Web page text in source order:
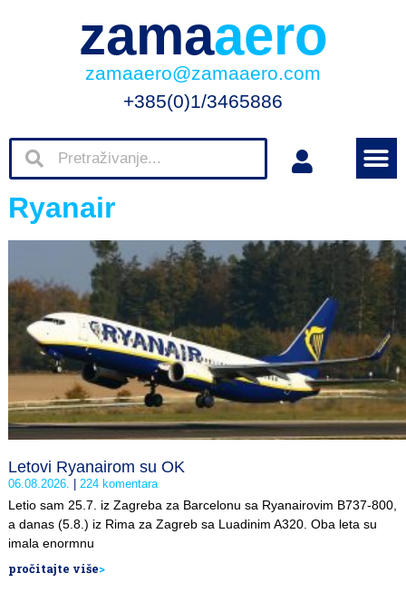
zamaaero
zamaaero@zamaaero.com
+385(0)1/3465886
Ryanair
Letovi Ryanairom su OK
06.08.2026. 224 komentara
Letio sam 25.7. iz Zagreba za Barcelonu sa Ryanairovim B737-800,
a danas (5.8.) iz Rima za Zagreb sa Luadinim A320. Oba leta su
imala enormnu
pročitajte više>